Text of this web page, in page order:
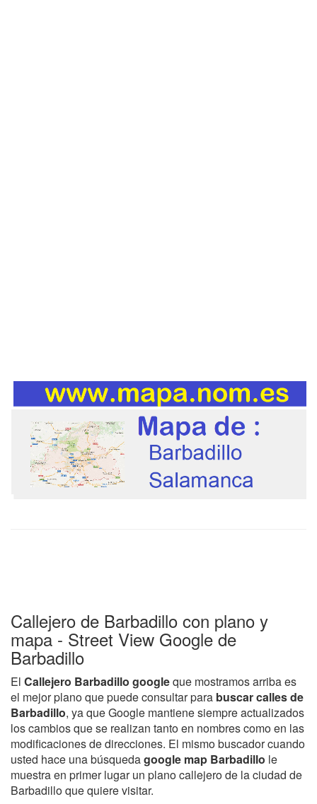
Callejero de Barbadillo con plano y
mapa - Street View Google de
Barbadillo
El Callejero Barbadillo googleque mostramos arriba es
el mejor plano que puede consultar para buscar calles de
Barbadillo, ya que Google mantiene siempre actualizados
los cambios que se realizan tanto en nombres como en las
modificaciones de direcciones. El mismo buscador cuando
usted hace una búsquedagoogle map Barbadillo le
muestra en primer lugar un plano callejero de la ciudad de
Barbadillo que quiere visitar.